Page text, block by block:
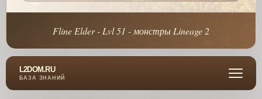
Fline Elder - Lvl 51 - монстры Lineage 2
L2DOM.RU
БАЗА ЗНАНИЙ